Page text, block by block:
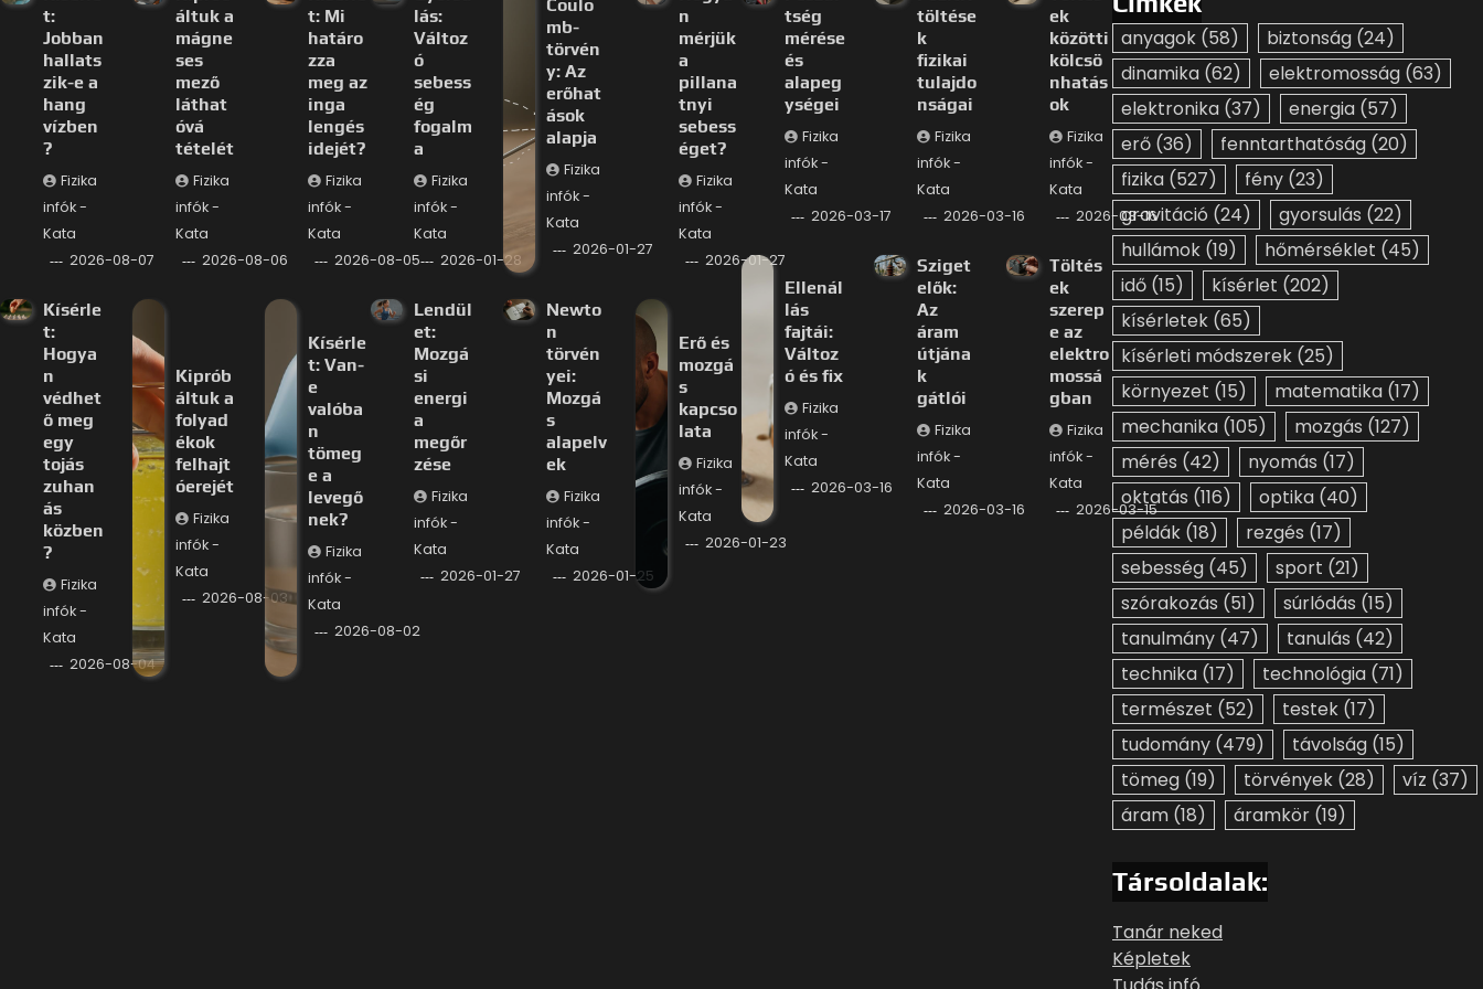
t:
Jobban
hallats
zik-e a
hang
vízben
?
Fizika
infók -
Kata
2026-08-07
áltuk a
mágne
ses
mező
láthat
óvá
tételét
Fizika
infók -
Kata
2026-08-06
t: Mi
határo
zza
meg az
inga
lengés
idejét?
Fizika
infók -
Kata
2026-08-05
Kísérle
t:
Hogya
n
védhet
ő meg
egy
tojás
zuhan
ás
közben
?
Fizika
infók -
Kata
2026-08-04
Kiprób
áltuk a
folyad
ékok
felhajt
óerejét
Fizika
infók -
Kata
2026-08-03
Kísérle
t: Van-
e
valóba
n
tömeg
e a
levegő
nek?
Fizika
infók -
Kata
2026-08-02
lás:
Változ
ó
sebess
ég
fogalm
a
Fizika
infók -
Kata
2026-01-28
Coulo
mb-
törvén
y: Az
erőhat
ások
alapja
Fizika
infók -
Kata
2026-01-27
n
mérjük
a
pillana
tnyi
sebess
éget?
Fizika
infók -
Kata
2026-01-27
Lendül
et:
Mozgá
si
energi
a
megőr
zése
Fizika
infók -
Kata
2026-01-27
Newto
n
törvén
yei:
Mozgá
s
alapelv
ek
Fizika
infók -
Kata
2026-01-25
Erő és
mozgá
s
kapcso
lata
Fizika
infók -
Kata
2026-01-23
tség
mérése
és
alapeg
ységei
Fizika
infók -
Kata
2026-03-17
töltése
k
fizikai
tulajdo
nságai
Fizika
infók -
Kata
2026-03-16
ek
közötti
kölcsö
nhatás
ok
Fizika
infók -
Kata
2026-03-16
Ellenál
lás
fajtái:
Változ
ó és fix
Fizika
infók -
Kata
2026-03-16
Sziget
elők:
Az
áram
útjána
k
gátlói
Fizika
infók -
Kata
2026-03-16
Töltés
ek
szerep
e az
elektro
mossá
gban
Fizika
infók -
Kata
2026-03-15
anyagok (58) biztonság (24)
dinamika (62) elektromosság (63)
elektronika (37) energia (57)
erő (36) fenntarthatóság (20)
fizika (527) fény (23)
gravitáció (24) gyorsulás (22)
hullámok (19) hőmérséklet (45)
idő (15) kísérlet (202)
kísérletek (65)
kísérleti módszerek (25)
környezet (15) matematika (17)
mechanika (105) mozgás (127)
mérés (42) nyomás (17)
oktatás (116) optika (40)
példák (18) rezgés (17)
sebesség (45) sport (21)
szórakozás (51) súrlódás (15)
tanulmány (47) tanulás (42)
technika (17) technológia (71)
természet (52) testek (17)
tudomány (479) távolság (15)
tömeg (19) törvények (28) víz (37)
áram (18) áramkör (19)
Társoldalak:
Tanár neked
Képletek